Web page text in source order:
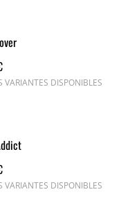
VARIANTES DISPONIBLES
VARIANTES DISPONIBLES